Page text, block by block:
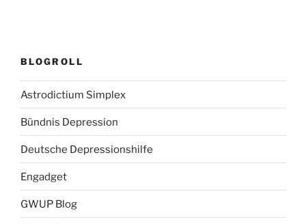
BLOGROLL
Astrodictium Simplex
Bündnis Depression
Deutsche Depressionshilfe
Engadget
GWUP Blog